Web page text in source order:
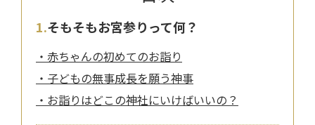
そもそもお宮参りって何？
赤ちゃんの初めてのお詣り
子どもの無事成長を願う神事
お詣りはどこの神社にいけばいいの？